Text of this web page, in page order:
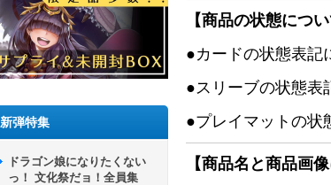
新弾特集
ドラゴン娘になりたくない
っ！ 文化祭だョ！全員集
【商品の状態につい
●カードの状態表記
●スリーブの状態表
●プレイマットの状
【商品名と商品画